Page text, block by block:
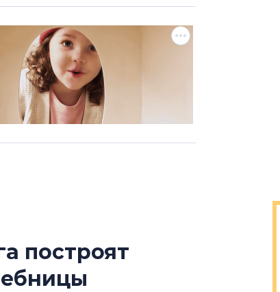
построятСергей Софронов: «Хороший